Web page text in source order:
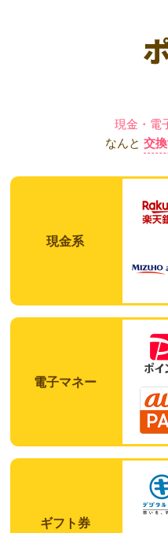
現金・電
なんと 交
現金系
電子マネー
ギフト券